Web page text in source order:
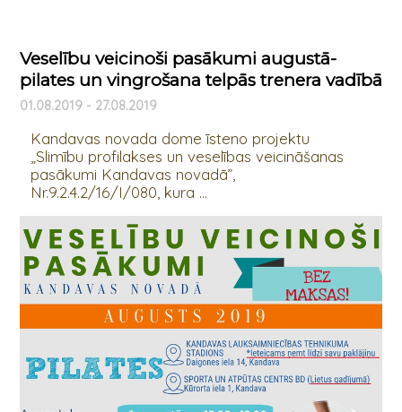
Veselību veicinoši pasākumi augustā-
pilates un vingrošana telpās trenera vadībā
01.08.2019 - 27.08.2019
Kandavas novada dome īsteno projektu
„Slimību profilakses un veselības veicināšanas
pasākumi Kandavas novadā”,
Nr.9.2.4.2/16/I/080, kura ...